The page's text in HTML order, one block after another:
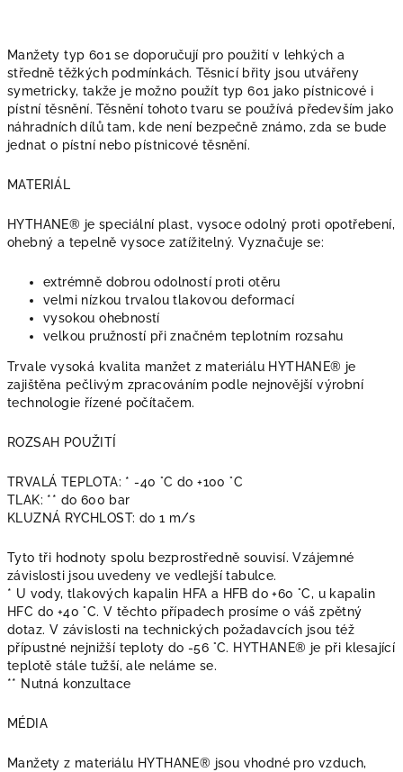
Manžety typ 601 se doporučují pro použití v lehkých a
středně těžkých podmínkách. Těsnicí břity jsou utvářeny
symetricky, takže je možno použít typ 601 jako pístnicové i
pístní těsnění. Těsnění tohoto tvaru se používá především jako
náhradních dílů tam, kde není bezpečně známo, zda se bude
jednat o pístní nebo pístnicové těsnění.
MATERIÁL
HYTHANE® je speciální plast, vysoce odolný proti opotřebení,
ohebný a tepelně vysoce zatížitelný. Vyznačuje se:
extrémně dobrou odolností proti otěru
velmi nízkou trvalou tlakovou deformací
vysokou ohebností
velkou pružností při značném teplotním rozsahu
Trvale vysoká kvalita manžet z materiálu HYTHANE® je
zajištěna pečlivým zpracováním podle nejnovější výrobní
technologie řízené počítačem.
ROZSAH POUŽITÍ
TRVALÁ TEPLOTA: * -40 °C do +100 °C
TLAK: ** do 600 bar
KLUZNÁ RYCHLOST: do 1 m/s
Tyto tři hodnoty spolu bezprostředně souvisí. Vzájemné
závislosti jsou uvedeny ve vedlejší tabulce.
* U vody, tlakových kapalin HFA a HFB do +60 °C, u kapalin
HFC do +40 °C. V těchto případech prosíme o váš zpětný
dotaz. V závislosti na technických požadavcích jsou též
přípustné nejnižší teploty do -56 °C. HYTHANE® je při klesající
teplotě stále tužší, ale neláme se.
** Nutná konzultace
MÉDIA
Manžety z materiálu HYTHANE® jsou vhodné pro vzduch,